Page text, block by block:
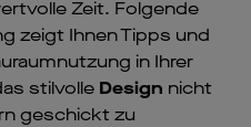
Zeit. Folgende
zeigt Ihnen Tipps und
in Ihrer
stilvolle Design nicht
geschickt zu